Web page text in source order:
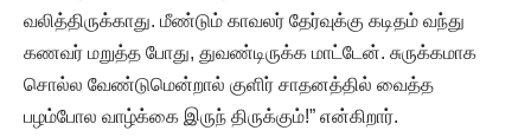
வலித்திருக்காது. மீண்டும் காவலர் தேர்வுக்கு கடிதம் வந்து
கணவர் மறுத்த போது, துவண்டிருக்க மாட்டேன். சுருக்கமாக
சொல்ல வேண்டுமென்றால் குளிர் சாதனத்தில் வைத்த
பழம்போல வாழ்க்கை இருந் திருக்கும்!” என்கிறார்.